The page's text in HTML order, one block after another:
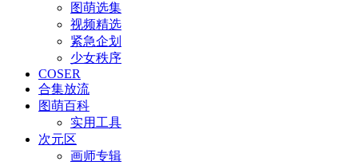
图萌选集
视频精选
紧急企划
少女秩序
COSER
合集放流
图萌百科
实用工具
次元区
画师专辑